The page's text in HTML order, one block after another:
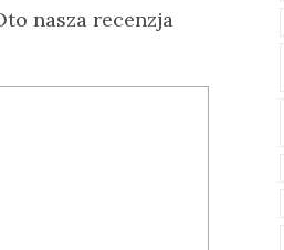
nasza recenzja